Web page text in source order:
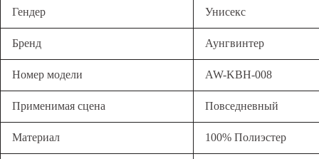
Гендер Унисекс
Бренд Аунгвинтер
Номер модели AW-KBH-008
Применимая сцена Повседневный
Материал 100% Полиэстер